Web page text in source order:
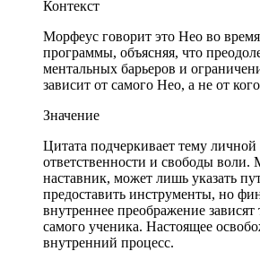
Контекст
Морфеус говорит это Нео во
программы, объясняя, что
ментальных барьеров и
зависит от самого Нео, а не от
Значение
Цитата подчеркивает тему личной
ответственности и свободы воли.
наставник, может лишь указать
предоставить инструменты, но
внутреннее преображение зависят
самого ученика. Настоящее
внутренний процесс.